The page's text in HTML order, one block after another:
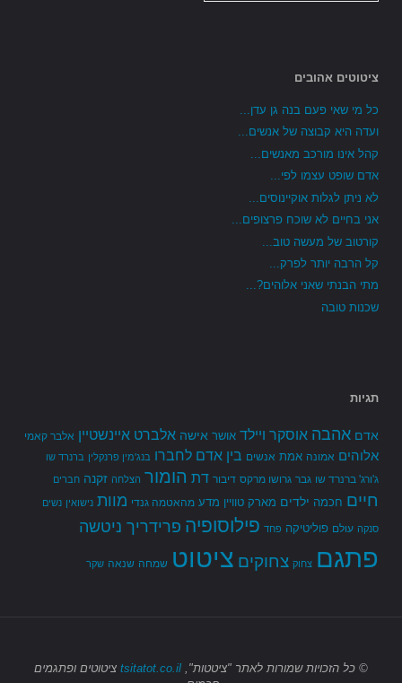
ציטוטים אהובים
כל מי שאי פעם בנה גן עדן...
ועדה היא קבוצה של אנשים...
קהל אינו מורכב מאנשים...
אדם שופט עצמו לפי...
לא ניתן לגלות אוקיינוסים...
אני בחיים לא שוכח פרצופים...
קורטוב של מעשה טוב...
קל הרבה יותר לפרק...
מתי הבנתי שאני אלוהים?...
שכנות טובה
תגיות
אדם אהבה אוסקר ויילד אושר אישה אלברט איינשטיין אלבר קאמי
אלוהים אמונה אמת אנשים בין אדם לחברו בנג'מין פרנקלין ברנרד שו
ג'ורג' ברנרד שו גבר גרושו מרקס דיבור דת הומור הצלחה זקנה חברים
חיים חכמה ילדים מארק טוויין מדע מהאטמה גנדי מוות נישואין נשים
סנקה עולם פוליטיקה פחד פילוסופיה פרידריך ניטשה
פתגם צחוק צחוקים ציטוט שמחה שנאה שקר
© כל הזכויות שמורות לאתר "ציטטות", tsitatot.co.il ציטוטים ופתגמים